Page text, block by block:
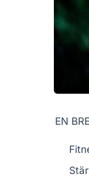
EN